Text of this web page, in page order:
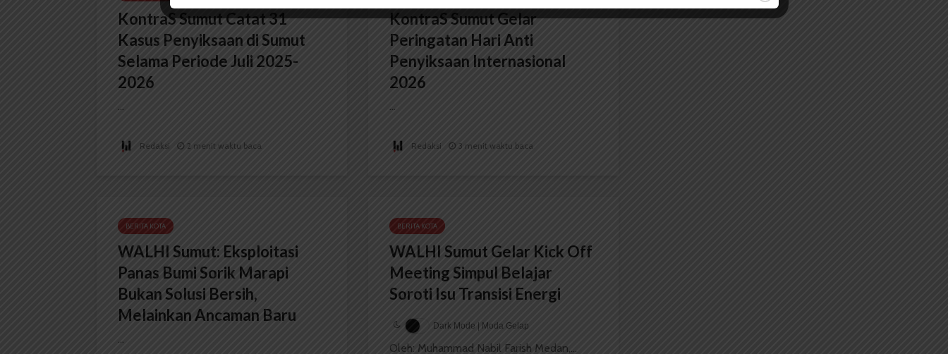
KontraS Sumut Catat 31
Kasus Penyiksaan di Sumut
Selama Periode Juli 2025-
2026
...
Redaksi 2 menit waktu baca
KontraS Sumut Gelar
Peringatan Hari Anti
Penyiksaan Internasional
2026
...
Redaksi 3 menit waktu baca
BERITA KOTA
WALHI Sumut: Eksploitasi
Panas Bumi Sorik Marapi
Bukan Solusi Bersih,
Melainkan Ancaman Baru
...
BERITA KOTA
WALHI Sumut Gelar Kick Off
Meeting Simpul Belajar
Soroti Isu Transisi Energi
Dark Mode | Moda Gelap
Oleh: Muhammad Nabil Farish Medan,...